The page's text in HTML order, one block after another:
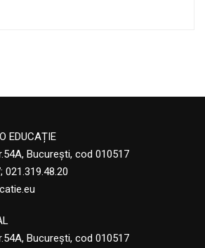
EDUCAȚIE
București, cod 010517
021.319.48.20
Bucureşti, cod 010517